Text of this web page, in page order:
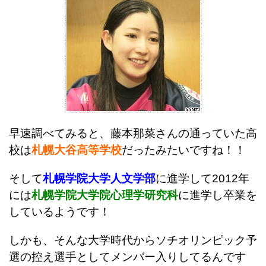
早速調べてみると、藤本那菜さんの通っていた高
校は札幌大谷高等学校だったみたいですね！！
そして札幌学院大学人文学部に進学して2012年
には札幌学院大学院心理学研究科に進学し卒業を
しているようです！
しかも、そんな大学時代からソチオリンピック予
選の控え選手としてメンバー入りしてるんです